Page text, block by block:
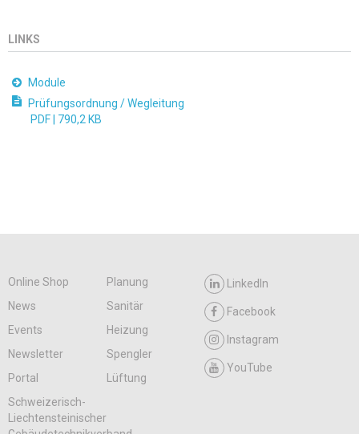
LINKS
Module
Prüfungsordnung / Wegleitung
PDF | 790,2 KB
Online Shop
Planung
News
Sanitär
Events
Heizung
Newsletter
Spengler
Portal
Lüftung
LinkedIn
Facebook
Instagram
YouTube
Schweizerisch-
Liechtensteinischer